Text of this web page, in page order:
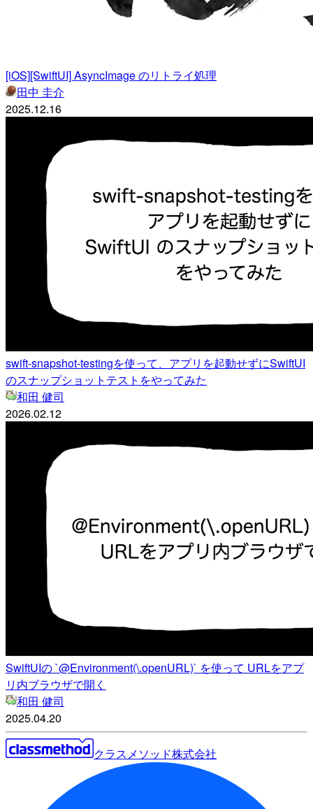
[iOS][SwiftUI] AsyncImage のリトライ処理
田中 圭介
2025.12.16
swift-snapshot-testingを使って、アプリを起動せずにSwiftUI
のスナップショットテストをやってみた
和田 健司
2026.02.12
SwiftUIの `@Environment(\.openURL)` を使って URLをアプ
リ内ブラウザで開く
和田 健司
2025.04.20
クラスメソッド株式会社